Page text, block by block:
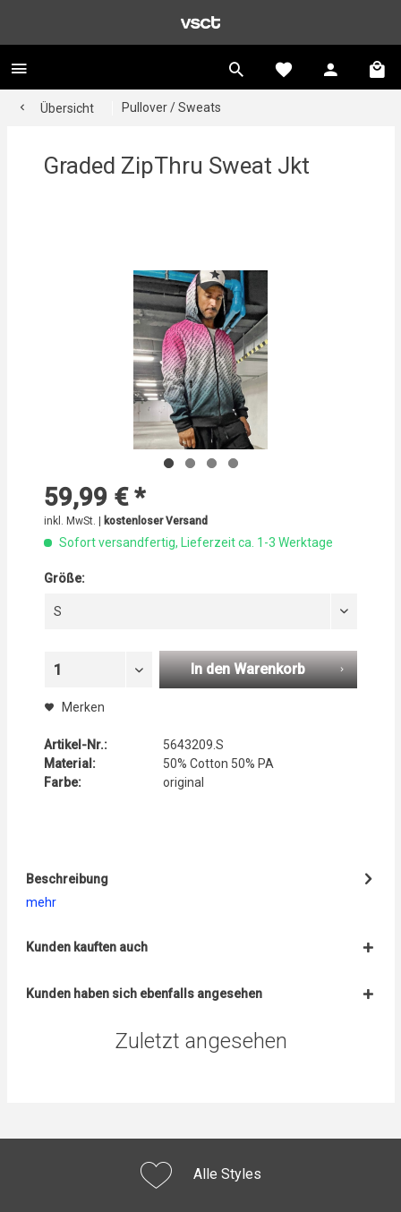
Übersicht Pullover / Sweats
Graded ZipThru Sweat Jkt
59,99 € *
inkl. MwSt. | kostenloser Versand
Sofort versandfertig, Lieferzeit ca. 1-3 Werktage
Größe:
S
1 In den Warenkorb
Merken
Artikel-Nr.:
5643209.S
Material:
50% Cotton 50% PA
Farbe:
original
Beschreibung
mehr
Kunden kauften auch
Kunden haben sich ebenfalls angesehen
Zuletzt angesehen
Alle Styles